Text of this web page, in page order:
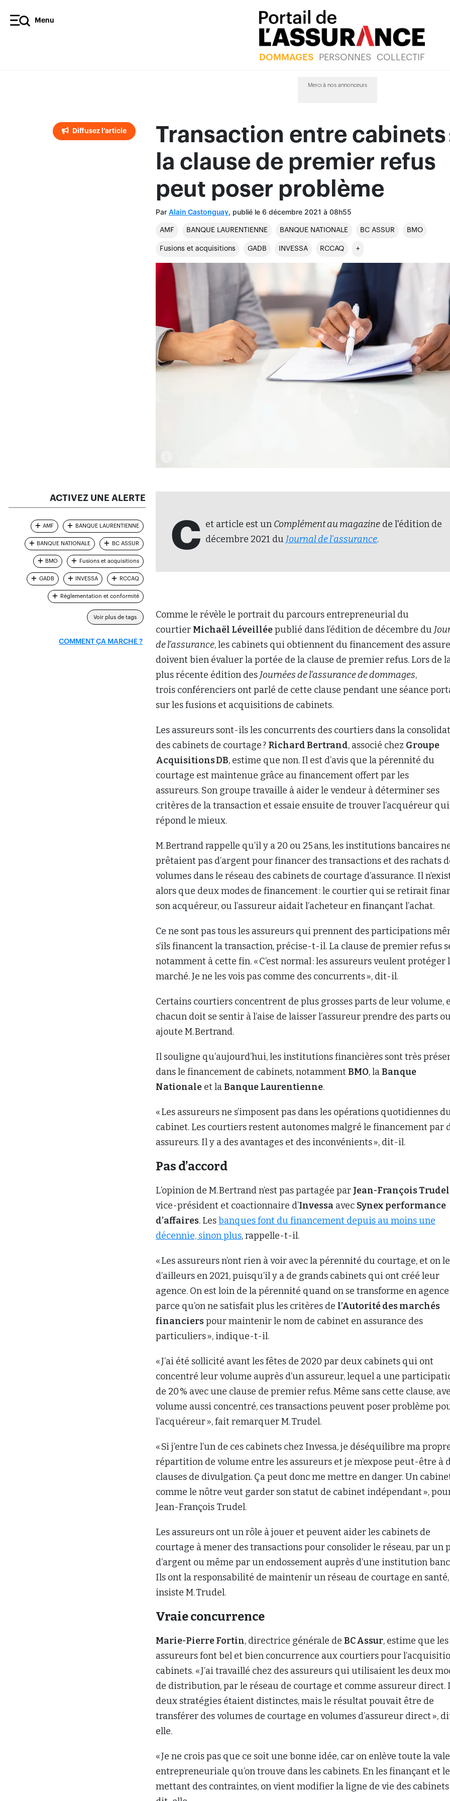
Menu
DOMMAGES PERSONNES COLLECTIF
Merci à nos annonceurs
Diffusez l’article
Transaction entre cabinets
la clause de premier refus
peut poser problème
Par Alain Castonguay, publié le 6 décembre 2021 à 08h55
AMF BANQUE LAURENTIENNE BANQUE NATIONALE BC ASSUR BMO
Fusions et acquisitions GADB INVESSA RCCAQ +
C et article est un Complément au magazine de l'édition de
décembre 2021 du Journal de l'assurance.
Comme le révèle le portrait du parcours entrepreneurial du
courtier Michaël Léveilléepublié dans l’édition de décembre du
de l’assurance, les cabinets qui obtiennent du financement des
doivent bien évaluer la portée de la clause de premier refus. Lors de
plus récente édition des Journées de l’assurance de dommages,
trois conférenciers ont parlé de cette clause pendant une séance
sur les fusions et acquisitions de cabinets.
Les assureurs sont-ils les concurrents des courtiers dans la
des cabinets de courtage ? Richard Bertrand, associé chez Groupe
Acquisitions DB, estime que non. Il est d’avis que la pérennité du
courtage est maintenue grâce au financement offert par les
assureurs. Son groupe travaille à aider le vendeur à déterminer ses
critères de la transaction et essaie ensuite de trouver l’acquéreur
répond le mieux.
M. Bertrand rappelle qu’il y a 20 ou 25 ans, les institutions bancaires
prêtaient pas d’argent pour financer des transactions et des rachats
volumes dans le réseau des cabinets de courtage d’assurance. Il
alors que deux modes de financement : le courtier qui se retirait
son acquéreur, ou l’assureur aidait l’acheteur en finançant l’achat.
Ce ne sont pas tous les assureurs qui prennent des participations
s’ils financent la transaction, précise-t-il. La clause de premier refus
notamment à cette fin. « C’est normal : les assureurs veulent protéger
marché. Je ne les vois pas comme des concurrents », dit-il.
Certains courtiers concentrent de plus grosses parts de leur volume,
chacun doit se sentir à l’aise de laisser l’assureur prendre des parts
ajoute M. Bertrand.
Il souligne qu’aujourd’hui, les institutions financières sont très
dans le financement de cabinets, notammentBMO, laBanque
Nationale et laBanque Laurentienne.
« Les assureurs ne s’imposent pas dans les opérations quotidiennes
cabinet. Les courtiers restent autonomes malgré le financement par
assureurs. Il y a des avantages et des inconvénients », dit-il.
Pas d’accord
L’opinion de M. Bertrand n’est pas partagée par Jean-François Trudel
vice-président et coactionnaire d’Invessa avec Synex performance
d’affaires. Lesbanques font du financement depuis au moins une
décennie, sinon plus, rappelle-t-il.
« Les assureurs n’ont rien à voir avec la pérennité du courtage, et on
d’ailleurs en 2021, puisqu’il y a de grands cabinets qui ont créé leur
agence. On est loin de la pérennité quand on se transforme en agence
parce qu’on ne satisfait plus les critères de l’Autorité des marchés
financierspour maintenir le nom de cabinet en assurance des
particuliers », indique-t-il.
« J’ai été sollicité avant les fêtes de 2020 par deux cabinets qui ont
concentré leur volume auprès d’un assureur, lequel a une
de 20 % avec une clause de premier refus. Même sans cette clause,
volume aussi concentré, ces transactions peuvent poser problème
l’acquéreur », fait remarquer M. Trudel.
« Si j’entre l’un de ces cabinets chez Invessa, je déséquilibre ma
répartition de volume entre les assureurs et je m’expose peut-être à
clauses de divulgation. Ça peut donc me mettre en danger. Un
comme le nôtre veut garder son statut de cabinet indépendant »,
Jean-François Trudel.
Les assureurs ont un rôle à jouer et peuvent aider les cabinets de
courtage à mener des transactions pour consolider le réseau, par un
d’argent ou même par un endossement auprès d’une institution
Ils ont la responsabilité de maintenir un réseau de courtage en santé,
insiste M. Trudel.
Vraie concurrence
Marie-Pierre Fortin, directrice générale de BC Assur, estime que les
assureurs font bel et bien concurrence aux courtiers pour
cabinets. « J’ai travaillé chez des assureurs qui utilisaient les deux
de distribution, par le réseau de courtage et comme assureur direct.
deux stratégies étaient distinctes, mais le résultat pouvait être de
transférer des volumes de courtage en volumes d’assureur direct »,
elle.
« Je ne crois pas que ce soit une bonne idée, car on enlève toute la
entrepreneuriale qu’on trouve dans les cabinets. En les finançant et
mettant des contraintes, on vient modifier la ligne de vie des cabinets
ACTIVEZ UNE ALERTE
AMF BANQUE LAURENTIENNE
BANQUE NATIONALE BC ASSUR
BMO Fusions et acquisitions
GADB INVESSA RCCAQ
Règlementation et conformité
Voir plus de tags
COMMENT ÇA MARCHE ?